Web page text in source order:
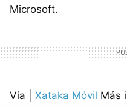
Microsoft.
Vía | Xataka Móvil Más